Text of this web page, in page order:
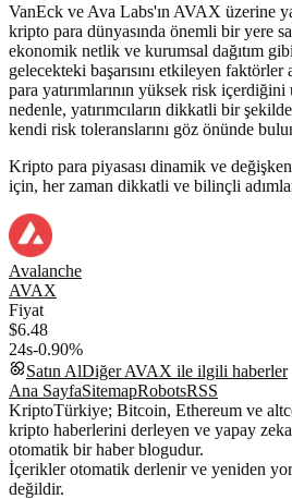
VanEck ve Ava Labs'ın AVAX üzerine
kripto para dünyasında önemli bir yere
ekonomik netlik ve kurumsal dağıtım
gelecekteki başarısını etkileyen
para yatırımlarının yüksek risk
nedenle, yatırımcıların dikkatli bir
kendi risk toleranslarını göz önünde
Kripto para piyasası dinamik ve
için, her zaman dikkatli ve bilinçli
Avalanche
AVAX
Fiyat
$6.48
24s-0.90%
Satın AlDiğerAVAX ile ilgili haberler
Ana SayfaSitemapRobotsRSS
KriptoTürkiye; Bitcoin, Ethereum ve
kripto haberlerini derleyen ve yapay
otomatik bir haber blogudur.
İçerikler otomatik derlenir ve yeniden
değildir.